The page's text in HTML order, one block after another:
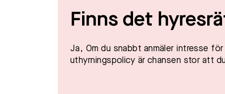
Finns det
Ja, Om du snabbt anmäler intresse
uthyrningspolicy är chansen stor att